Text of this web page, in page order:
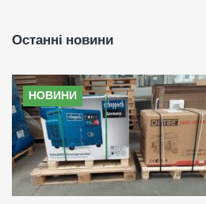
Останні новини
НОВИНИ